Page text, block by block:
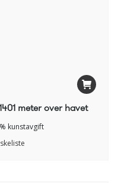
meter over havet
kunstavgift